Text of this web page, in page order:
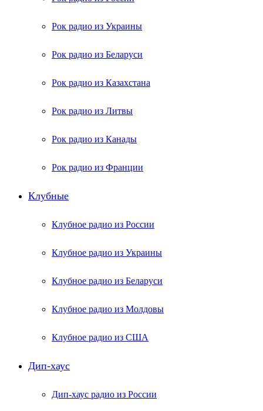
Рок радио из Украины
Рок радио из Беларуси
Рок радио из Казахстана
Рок радио из Литвы
Рок радио из Канады
Рок радио из Франции
Клубные
Клубное радио из России
Клубное радио из Украины
Клубное радио из Беларуси
Клубное радио из Молдовы
Клубное радио из США
Дип-хаус
Дип-хаус радио из России